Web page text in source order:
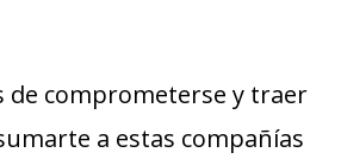
de comprometerse y traer
a estas compañías